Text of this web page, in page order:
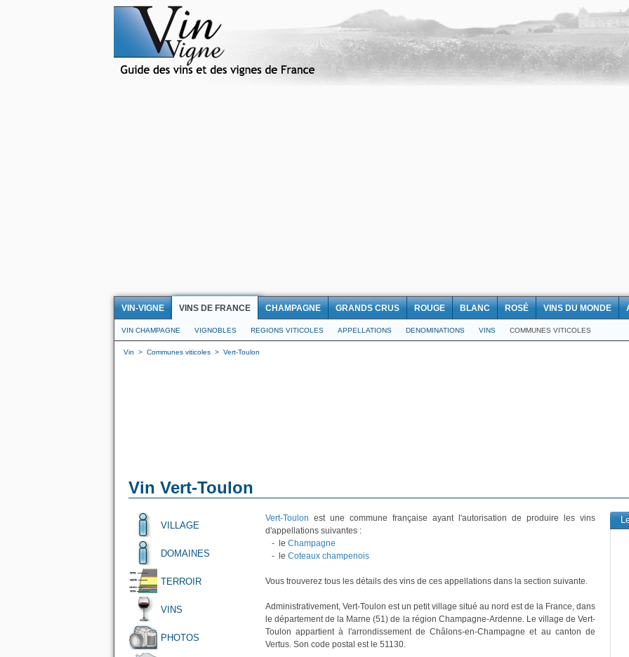
VIN-VIGNE VINS DE FRANCE CHAMPAGNE GRANDS CRUS ROUGE BLANC ROSÉ VINS DU MONDE
VIN CHAMPAGNE VIGNOBLES REGIONS VITICOLES APPELLATIONS DENOMINATIONS VINS COMMUNES VITICOLES
Vin > Communes viticoles > Vert-Toulon
Vin Vert-Toulon
VILLAGE
DOMAINES
TERROIR
VINS
PHOTOS
Vert-Toulon est une commune française ayant l'autorisation de produire les vins
d'appellations suivantes :
- le Champagne
- le Coteaux champenois
Vous trouverez tous les détails des vins de ces appellations dans la section suivante.
Administrativement, Vert-Toulon est un petit village situé au nord est de la France, dans
le département de la Marne (51) de la région Champagne-Ardenne. Le village de Vert-
Toulon appartient à l'arrondissement de Châlons-en-Champagne et au canton de
Vertus. Son code postal est le 51130.